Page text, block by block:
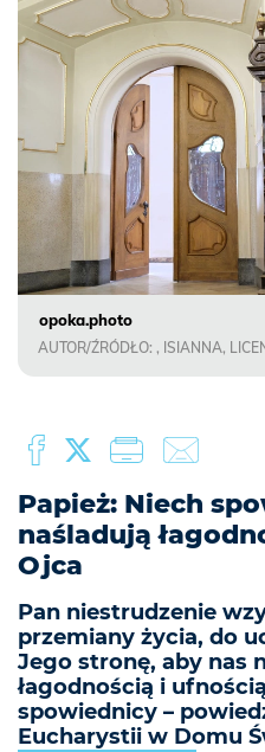
opoka.photo
AUTOR/ŹRÓDŁO: , ISIANNA,
Papież: Niech
naśladują
Ojca
Pan niestrudzenie
przemiany życia, do
Jego stronę, aby nas
łagodnością i
spowiednicy –
Eucharystii w Domu